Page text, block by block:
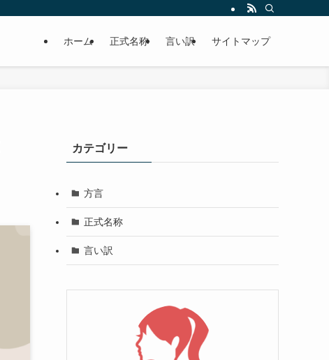
ホーム 正式名称 言い訳 サイトマップ
カテゴリー
方言
正式名称
言い訳